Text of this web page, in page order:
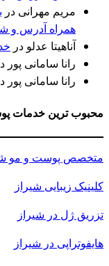
مریم مهرانی در
همراه آدرس و
آناهیتا عدلو در
رانا سامانی پور
رانا سامانی پور
محبوب ترین خدمات
متخصص پوست و مو
کلینیک زیبایی شیراز
تزریق ژل در شیراز
هایفوتراپی در شیراز